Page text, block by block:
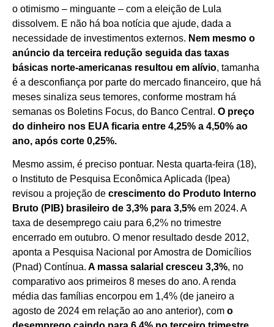
o otimismo – minguante – com a eleição de Lula
dissolvem. E não há boa notícia que ajude, dada a
necessidade de investimentos externos. Nem mesmo o
anúncio da terceira redução seguida das taxas
básicas norte-americanas resultou em alívio, tamanha
é a desconfiança por parte do mercado financeiro, que há
meses sinaliza seus temores, conforme mostram há
semanas os Boletins Focus, do Banco Central. O preço
do dinheiro nos EUA ficaria entre 4,25% a 4,50% ao
ano, após corte 0,25%.
Mesmo assim, é preciso pontuar. Nesta quarta-feira (18),
o Instituto de Pesquisa Econômica Aplicada (Ipea)
revisou a projeção de crescimento do Produto Interno
Bruto (PIB) brasileiro de 3,3% para 3,5% em 2024. A
taxa de desemprego caiu para 6,2% no trimestre
encerrado em outubro. O menor resultado desde 2012,
aponta a Pesquisa Nacional por Amostra de Domicílios
(Pnad) Contínua. A massa salarial cresceu 3,3%, no
comparativo aos primeiros 8 meses do ano. A renda
média das famílias encorpou em 1,4% (de janeiro a
agosto de 2024 em relação ao ano anterior), com o